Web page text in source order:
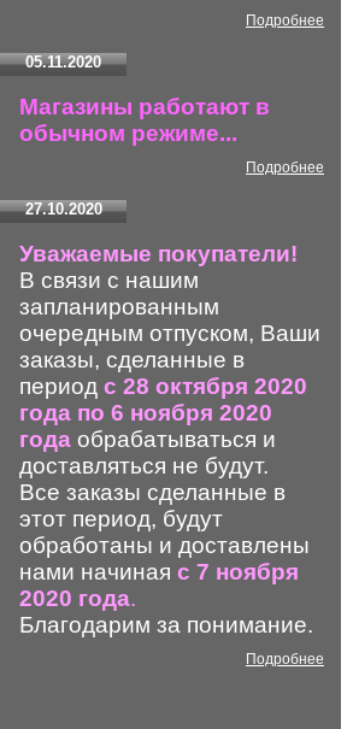
Подробнее
05.11.2020
Магазины работают в
обычном режиме...
Подробнее
27.10.2020
Уважаемые покупатели!
В связи с нашим
запланированным
очередным отпуском, Ваши
заказы, сделанные в
период с 28 октября 2020
года по 6 ноября 2020
года обрабатываться и
доставляться не будут.
Все заказы сделанные в
этот период, будут
обработаны и доставлены
нами начиная с 7 ноября
2020 года.
Благодарим за понимание.
Подробнее